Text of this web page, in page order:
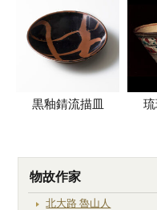
黒釉錆流描皿
物故作家
北大路 魯山人